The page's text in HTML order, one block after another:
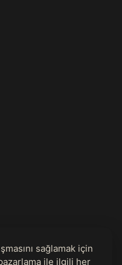
sağlamak için
ile ilgili her